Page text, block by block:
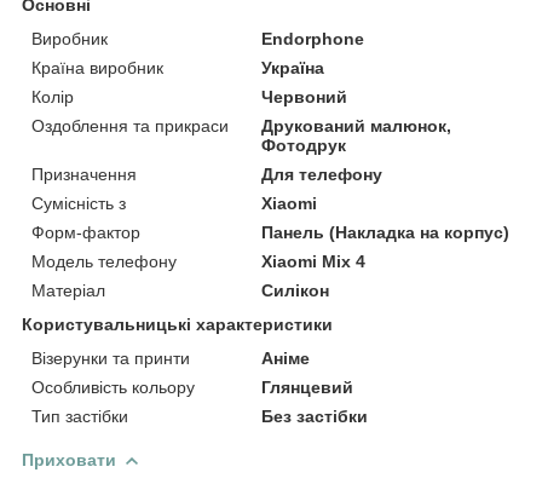
Основні
Виробник
Endorphone
Країна виробник
Україна
Колір
Червоний
Оздоблення та прикраси
Друкований малюнок,
Фотодрук
Призначення
Для телефону
Сумісність з
Xiaomi
Форм-фактор
Панель (Накладка на корпус)
Модель телефону
Xiaomi Mix 4
Матеріал
Силікон
Користувальницькі характеристики
Візерунки та принти
Аніме
Особливість кольору
Глянцевий
Тип застібки
Без застібки
Приховати